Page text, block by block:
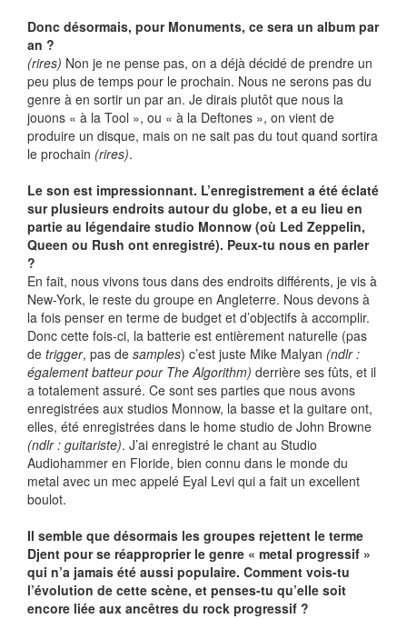
Donc désormais, pour Monuments, ce sera un album par
an ?
(rires) Non je ne pense pas, on a déjà décidé de prendre un
peu plus de temps pour le prochain. Nous ne serons pas du
genre à en sortir un par an. Je dirais plutôt que nous la
jouons « à la Tool », ou « à la Deftones », on vient de
produire un disque, mais on ne sait pas du tout quand sortira
le prochain (rires).
Le son est impressionnant. L’enregistrement a été éclaté
sur plusieurs endroits autour du globe, et a eu lieu en
partie au légendaire studio Monnow (où Led Zeppelin,
Queen ou Rush ont enregistré). Peux-tu nous en parler
?
En fait, nous vivons tous dans des endroits différents, je vis à
New-York, le reste du groupe en Angleterre. Nous devons à
la fois penser en terme de budget et d’objectifs à accomplir.
Donc cette fois-ci, la batterie est entièrement naturelle (pas
de trigger, pas de samples) c’est juste Mike Malyan (ndlr :
également batteur pour The Algorithm) derrière ses fûts, et il
a totalement assuré. Ce sont ses parties que nous avons
enregistrées aux studios Monnow, la basse et la guitare ont,
elles, été enregistrées dans le home studio de John Browne
(ndlr : guitariste). J’ai enregistré le chant au Studio
Audiohammer en Floride, bien connu dans le monde du
metal avec un mec appelé Eyal Levi qui a fait un excellent
boulot.
Il semble que désormais les groupes rejettent le terme
Djent pour se réapproprier le genre « metal progressif »
qui n’a jamais été aussi populaire. Comment vois-tu
l’évolution de cette scène, et penses-tu qu’elle soit
encore liée aux ancêtres du rock progressif ?